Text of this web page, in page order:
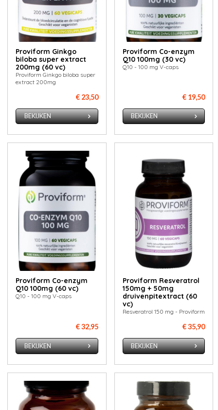
Proviform Ginkgo
biloba super extract
200mg (60 vc)
Proviform Ginkgo biloba super
extract 200mg
€ 23,50
BEKIJKEN
Proviform Co-enzym
Q10 100mg (30 vc)
Q10 - 100 mg V-caps
€ 19,50
BEKIJKEN
Proviform Co-enzym
Q10 100mg (60 vc)
Q10 - 100 mg V-caps
€ 32,95
BEKIJKEN
Proviform Resveratrol
150mg + 50mg
druivenpitextract (60
vc)
Resveratrol 150 mg - Proviform
€ 35,90
BEKIJKEN